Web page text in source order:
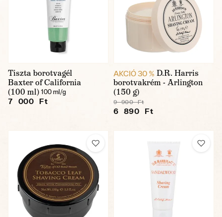
Tiszta borotvagél
Baxter of California
(100 ml) 100 ml/g
7 000 Ft
AKCIÓ 30 % D.R. Harris
borotvakrém - Arlington
(150 g)
9 900 Ft
6 890 Ft